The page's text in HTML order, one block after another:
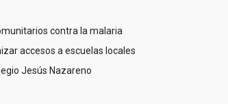
contra la malaria
accesos a escuelas locales
Jesús Nazareno